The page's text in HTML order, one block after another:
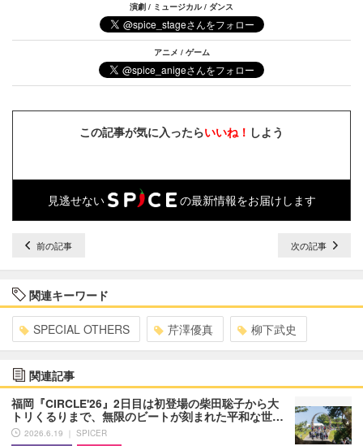
演劇 / ミュージカル / ダンス
アニメ / ゲーム
この記事が気に入ったらいいね！ しよう
見逃せない の最新情報をお届けします
前の記事 次の記事
関連キーワード
SPECIAL OTHERS 芹澤優真 柳下武史
関連記事
福岡『CIRCLE'26』2日目は初登場の柴田聡子から大
トリくるりまで、無限のビートが刻まれた平和な世…
2026.6.19 ｜ SPICER